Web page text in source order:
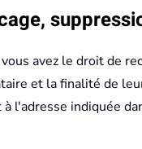
avez le droit de
et la finalité de
l'adresse indiquée